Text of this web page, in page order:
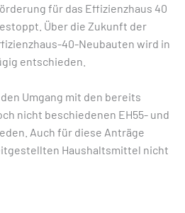
für das Effizienzhaus 40
Über die Zukunft der
40-Neubauten wird in
entschieden.
Umgang mit den bereits
nicht beschiedenen EH55- und
Auch für diese Anträge
Haushaltsmittel nicht